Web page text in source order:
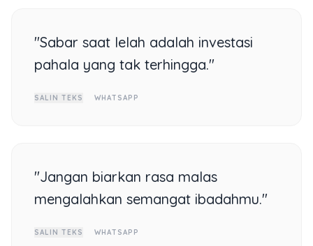
"Sabar saat lelah adalah investasi
pahala yang tak terhingga."
SALIN TEKS WHATSAPP
"Jangan biarkan rasa malas
mengalahkan semangat ibadahmu."
SALIN TEKS WHATSAPP